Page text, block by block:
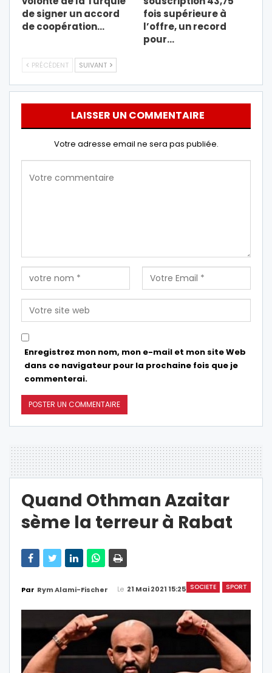
de signer un accord
de coopération…
fois supérieure à
l’offre, un record
pour…
PRÉCÉDENT SUIVANT
LAISSER UN COMMENTAIRE
Votre adresse email ne sera pas publiée.
Enregistrez mon nom, mon e-mail et mon site Web
dans ce navigateur pour la prochaine fois que je
commenterai.
Quand Othman Azaitar
sème la terreur à Rabat
SOCIETE SPORT
Par Rym Alami-Fischer Le 21 Mai 2021 15:25